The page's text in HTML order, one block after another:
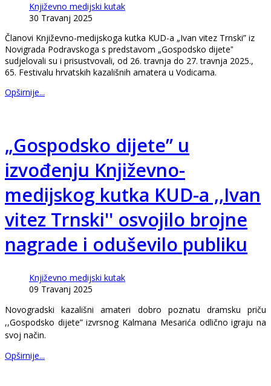
Književno medijski kutak
30 Travanj 2025
Članovi Književno-medijskoga kutka KUD-a „Ivan vitez Trnski” iz
Novigrada Podravskoga s predstavom „Gospodsko dijeteˮ
sudjelovali su i prisustvovali, od 26. travnja do 27. travnja 2025.,
65. Festivalu hrvatskih kazališnih amatera u Vodicama.
Opširnije...
„Gospodsko dijete” u
izvođenju Književno-
medijskog kutka KUD-a ,,Ivan
vitez Trnski'' osvojilo brojne
nagrade i oduševilo publiku
Književno medijski kutak
09 Travanj 2025
Novogradski kazališni amateri dobro poznatu dramsku priču
,,Gospodsko dijete” izvrsnog Kalmana Mesarića odlično igraju na
svoj način.
Opširnije...